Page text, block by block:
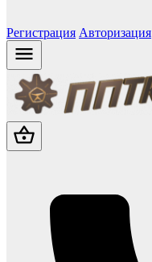
Регистрация Авторизация